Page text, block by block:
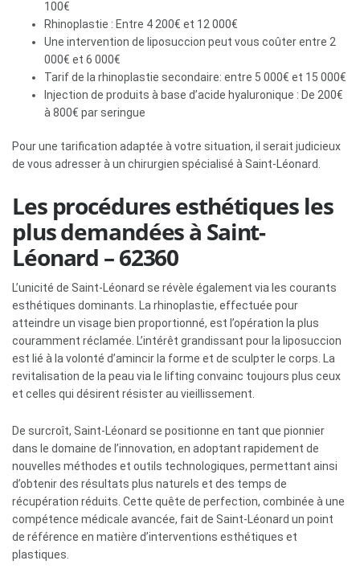
100€
Rhinoplastie : Entre 4 200€ et 12 000€
Une intervention de liposuccion peut vous coûter entre 2
000€ et 6 000€
Tarif de la rhinoplastie secondaire: entre 5 000€ et 15 000€
Injection de produits à base d’acide hyaluronique : De 200€
à 800€ par seringue
Pour une tarification adaptée à votre situation, il serait judicieux
de vous adresser à un chirurgien spécialisé à Saint-Léonard.
Les procédures esthétiques les
plus demandées à Saint-
Léonard – 62360
L’unicité de Saint-Léonard se révèle également via les courants
esthétiques dominants. La rhinoplastie, effectuée pour
atteindre un visage bien proportionné, est l’opération la plus
couramment réclamée. L’intérêt grandissant pour la liposuccion
est lié à la volonté d’amincir la forme et de sculpter le corps. La
revitalisation de la peau via le lifting convainc toujours plus ceux
et celles qui désirent résister au vieillissement.
De surcroît, Saint-Léonard se positionne en tant que pionnier
dans le domaine de l’innovation, en adoptant rapidement de
nouvelles méthodes et outils technologiques, permettant ainsi
d’obtenir des résultats plus naturels et des temps de
récupération réduits. Cette quête de perfection, combinée à une
compétence médicale avancée, fait de Saint-Léonard un point
de référence en matière d’interventions esthétiques et
plastiques.